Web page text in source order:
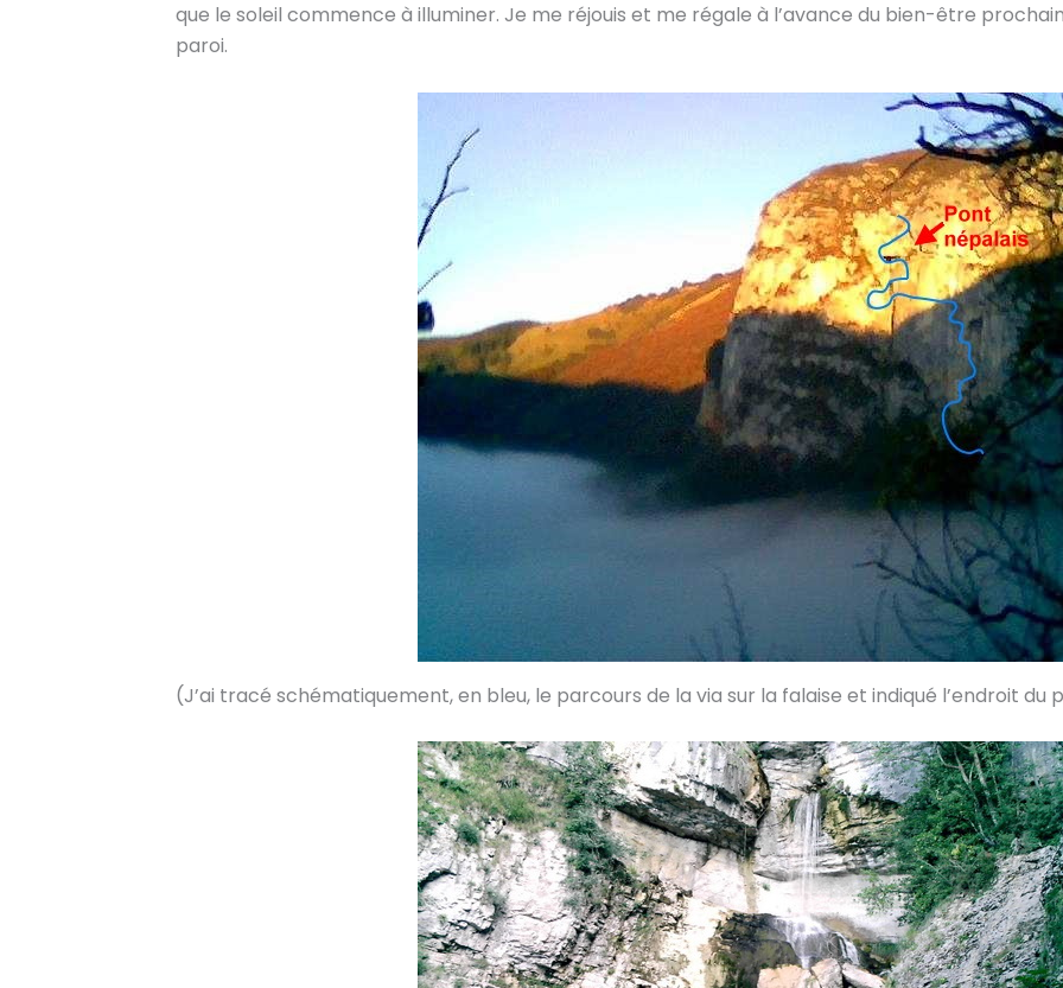
que le soleil commence à illuminer. Je me réjouis et me régale à l’avance du bien-être
paroi.
(J’ai tracé schématiquement, en bleu, le parcours de la via sur la falaise et indiqué l’endroit du